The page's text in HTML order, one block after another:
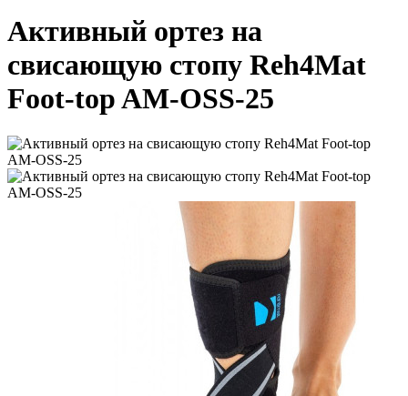
Активный ортез на
свисающую стопу Reh4Mat
Foot-top AM-OSS-25